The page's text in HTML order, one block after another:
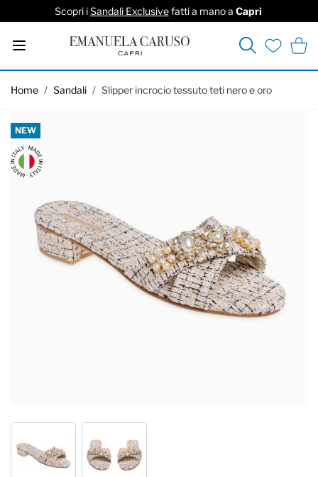
Scopri iSandali Exclusivefatti a mano a Capri
Cerca
Home / Sandali / Slipper incrocio tessuto teti nero e oro
NEW